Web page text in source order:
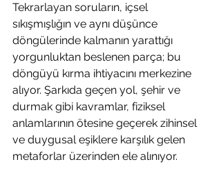
Tekrarlayan soruların, içsel
sıkışmışlığın ve aynı düşünce
döngülerinde kalmanın yarattığı
yorgunluktan beslenen parça; bu
döngüyü kırma ihtiyacını merkezine
alıyor. Şarkıda geçen yol, şehir ve
durmak gibi kavramlar, fiziksel
anlamlarının ötesine geçerek zihinsel
ve duygusal eşiklere karşılık gelen
metaforlar üzerinden ele alınıyor.